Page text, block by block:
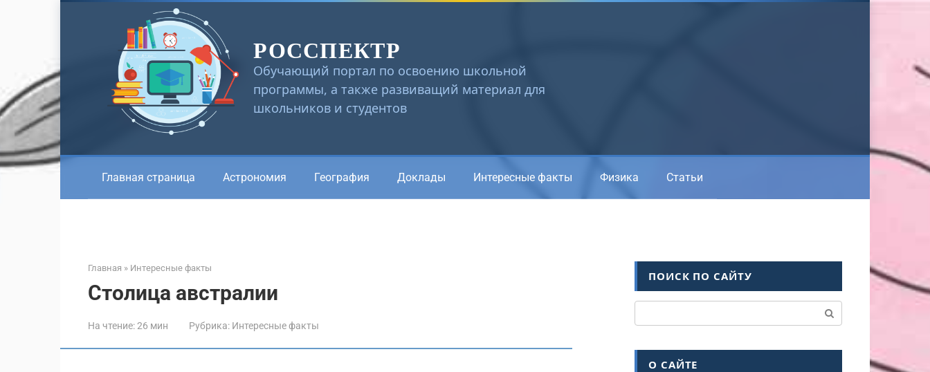
РОССПЕКТР
Обучающий портал по освоению школьной
программы, а также развиващий материал для
школьников и студентов
Главная страница Астрономия География Доклады Интересные факты Физика Статьи
Главная » Интересные факты
Столица австралии
На чтение:26 мин Рубрика: Интересные факты
ПОИСК ПО САЙТУ
О САЙТЕ